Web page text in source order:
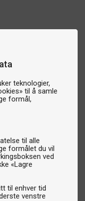
teknologier,
til å samle
formål,
til alle
formålet du vil
ved
«Lagre
til enhver tid
venstre